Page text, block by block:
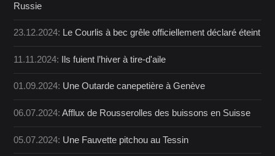
Russie
23.12.2024: Le Courlis à bec grêle officiellement déclaré éteint
11.11.2024: Ils fuient l’hiver à tire-d'aile
01.09.2024: Une Outarde canepetière à Genève
06.07.2024:Afflux de Rousserolles des buissons en Suisse
05.07.2024: Une Fauvette pitchou au Tessin